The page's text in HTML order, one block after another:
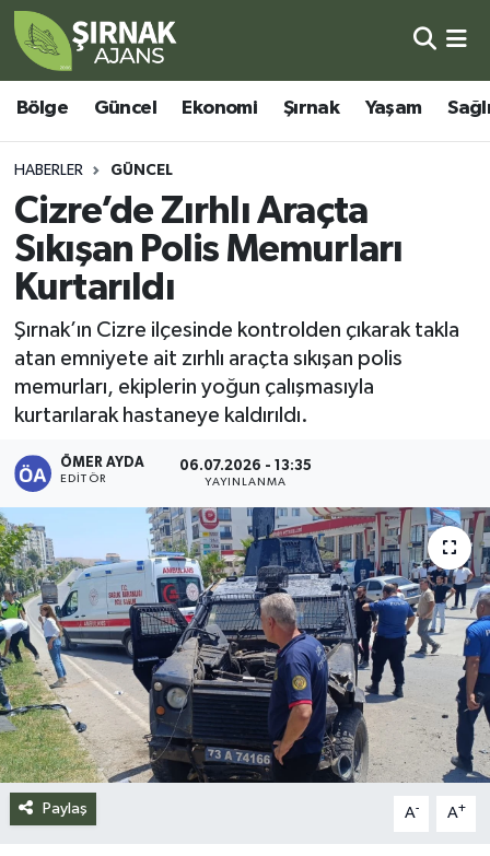
Bölge Güncel Ekonomi Şırnak Yaşam
HABERLER GÜNCEL
Cizre’de Zırhlı Araçta
Sıkışan Polis Memurları
Kurtarıldı
Şırnak’ın Cizre ilçesinde kontrolden çıkarak takla
atan emniyete ait zırhlı araçta sıkışan polis
memurları, ekiplerin yoğun çalışmasıyla
kurtarılarak hastaneye kaldırıldı.
ÖMER AYDA
EDITÖR
06.07.2026 - 13:35
YAYINLANMA
Paylaş A- A+
Bölge
Güncel
Ekonomi
Şırnak
Yaşam
Sağlık
Eğitim
Kültür - Sanat
Spor
Teknoloji
Yazarlar
Şırnak Nöbetçi Eczaneler
Şırnak Hava Durumu
Şirnak Namaz Vakitleri
Şırnak Trafik Yoğunluk Haritası
Süper Lig Puan Durumu ve Fikstür
Tüm Manşetler
Son Dakika Haberleri
Haber Arşivi